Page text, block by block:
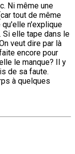
Ni même une
tout de même
n'explique
Si elle tape dans le
veut dire par là
encore pour
le manque? Il y
de sa faute.
à quelques